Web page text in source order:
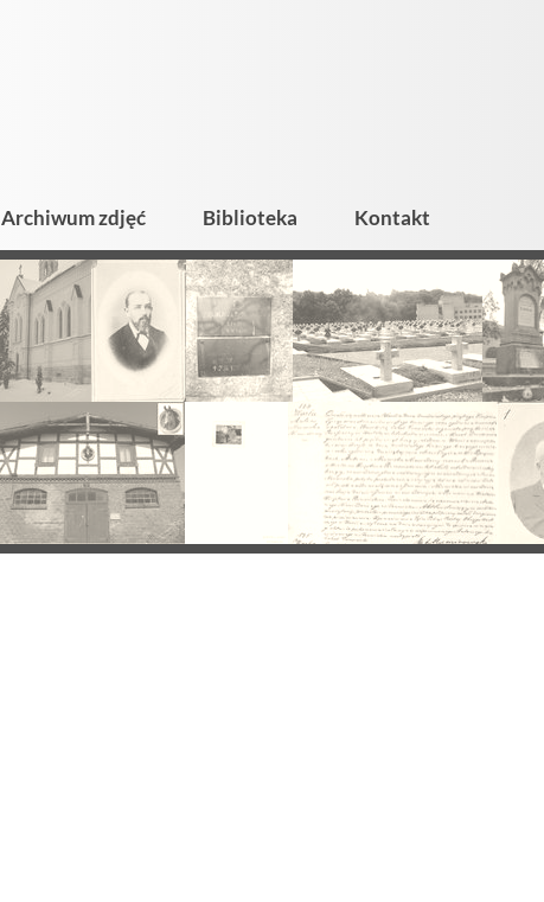
Archiwum zdjęć Biblioteka Kontakt